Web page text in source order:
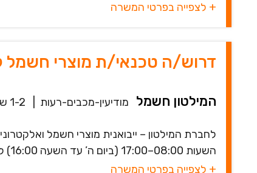
+ לצפייה בפרטי המשרה
דרוש/ה טכנאי/ת מוצרי חשמל
המילטון חשמל מודיעין-מכבים-רעות 1-2 שנים
לחברת המילטון – ייבואנית מוצרי חשמל
השעות 08:00–17:00 (ביום ה’ עד השעה 16:00) ללא ימי שישי וללא ערבי חג מה ...
+ לצפייה בפרטי המשרה